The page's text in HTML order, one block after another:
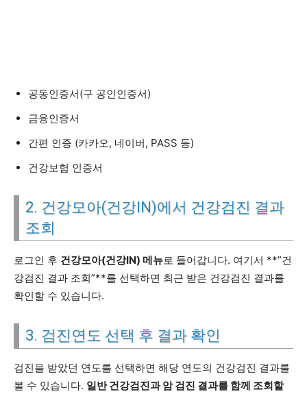
공동인증서(구 공인인증서)
금융인증서
간편 인증 (카카오, 네이버, PASS 등)
건강보험 인증서
2. 건강모아(건강IN)에서 건강검진 결과
조회
로그인 후 건강모아(건강IN) 메뉴로 들어갑니다. 여기서 **”건
강검진 결과 조회”**를 선택하면 최근 받은 건강검진 결과를
확인할 수 있습니다.
3. 검진연도 선택 후 결과 확인
검진을 받았던 연도를 선택하면 해당 연도의 건강검진 결과를
볼 수 있습니다. 일반 건강검진과 암 검진 결과를 함께 조회할